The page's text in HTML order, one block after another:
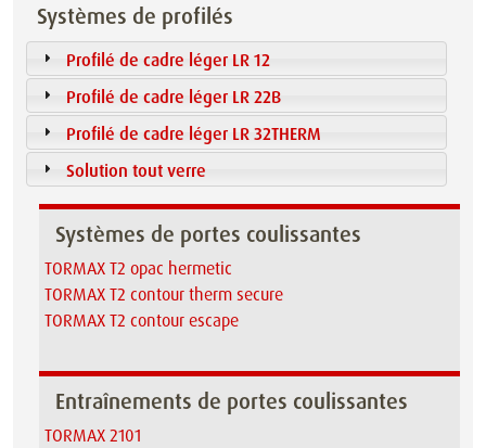
Systèmes de profilés
Profilé de cadre léger LR 12
Profilé de cadre léger LR 22B
Profilé de cadre léger LR 32THERM
Solution tout verre
Systèmes de portes coulissantes
TORMAX T2 opac hermetic
TORMAX T2 contour therm secure
TORMAX T2 contour escape
Entraînements de portes coulissantes
TORMAX 2101